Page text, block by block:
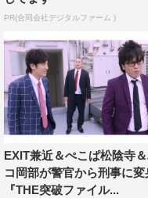
きました！」
木下「（笑）。最近、
の3人での撮影の機会
ていただいています」
◆では、今回の注目ポ
兼近「“美希巡査の夢の
たんですけど、そこが
PR(合同会社デジタルファーム )
EXIT兼近＆ぺこぱ松陰寺
コ岡部が警官から刑事に変
『THE突破ファイル...